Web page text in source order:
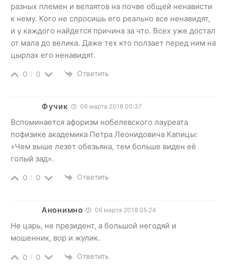
разных племен и велаятов на почве общей ненависти
к нему. Кого не спросишь его реально все ненавидят,
и у каждого найдется причина за что. Всех уже достал
от мала до велика. Даже тех кто ползает перед ним на
цырлах его ненавидят.
0 0 Ответить
Фучик 06 марта 2018 00:37
Вспоминается афоризм нобелевского лауреата
пофизике академика Петра Леонидовича Капицы:
«Чем выше лезет обезьяна, тем больше виден её
голый зад».
0 0 Ответить
Анонимно 06 марта 2018 05:24
Не царь, не президент, а большой негодяй и
мошенник, вор и жулик.
0 0 Ответить